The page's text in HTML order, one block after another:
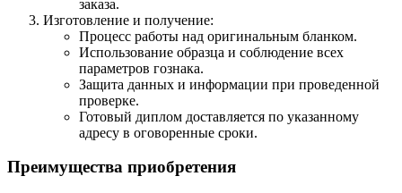
заказа.
Изготовление и получение:
Процесс работы над оригинальным бланком.
Использование образца и соблюдение всех
параметров гознака.
Защита данных и информации при проведенной
проверке.
Готовый диплом доставляется по указанному
адресу в оговоренные сроки.
Преимущества приобретения